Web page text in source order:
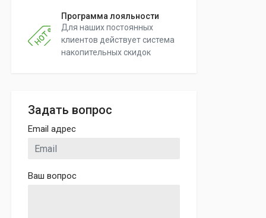
Программа лояльности
Для наших постоянных
клиентов действует система
накопительных скидок
Задать вопрос
Email адрес
Ваш вопрос